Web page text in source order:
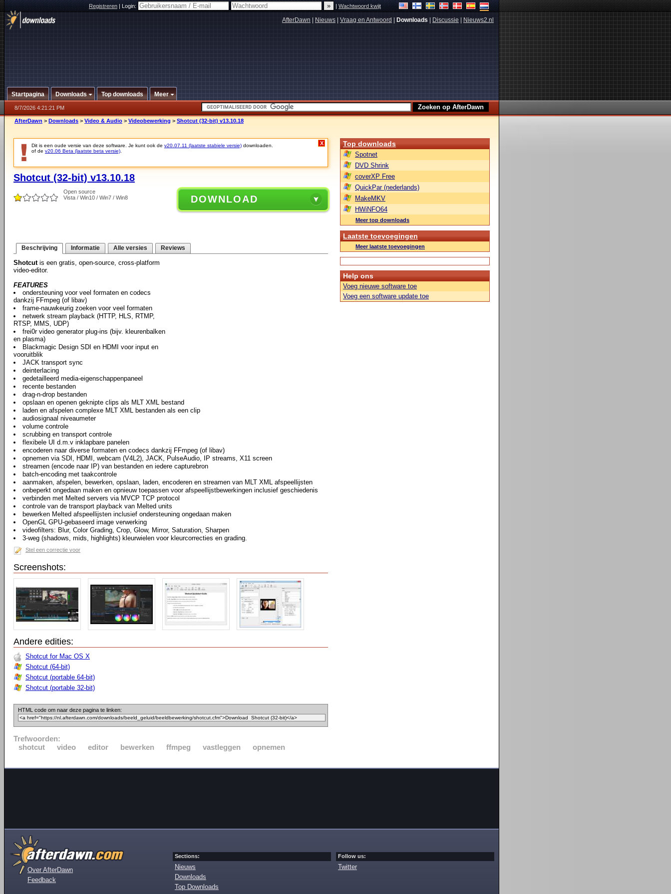
Registreren|Login: |Wachtwoord kwijt
AfterDawn Nieuws Vraag en Antwoord Downloads Discussie Nieuws2.nl
Startpagina Downloads Top downloads Meer
8/7/2026 4:21:21 PM
AfterDawn > Downloads > Video & Audio > Videobewerking > Shotcut (32-bit) v13.10.18
Dit is een oude versie van deze software. Je kunt ook de v20.07.11 (laatste stabiele versie) downloaden.
of de v20.06 Beta (laatste beta versie)
X
Shotcut (32-bit) v13.10.18
Open source
Vista / Win10 / Win7 / Win8
DOWNLOAD
Beschrijving Informatie Alle versies Reviews
Shotcutis een gratis, open-source, cross-platform
video-editor.
FEATURES
ondersteuning voor veel formaten en codecs
dankzij FFmpeg (of libav)
frame-nauwkeurig zoeken voor veel formaten
netwerk stream playback (HTTP, HLS, RTMP,
RTSP, MMS, UDP)
frei0r video generator plug-ins (bijv. kleurenbalken
en plasma)
Blackmagic Design SDI en HDMI voor input en
vooruitblik
JACK transport sync
deinterlacing
gedetailleerd media-eigenschappenpaneel
recente bestanden
drag-n-drop bestanden
opslaan en openen geknipte clips als MLT XML bestand
laden en afspelen complexe MLT XML bestanden als een clip
audiosignaal niveaumeter
volume controle
scrubbing en transport controle
flexibele UI d.m.v inklapbare panelen
encoderen naar diverse formaten en codecs dankzij FFmpeg (of libav)
opnemen via SDI, HDMI, webcam (V4L2), JACK, PulseAudio, IP streams, X11 screen
streamen (encode naar IP) van bestanden en iedere capturebron
batch-encoding met taakcontrole
aanmaken, afspelen, bewerken, opslaan, laden, encoderen en streamen van MLT XML afspeellijsten
onbeperkt ongedaan maken en opnieuw toepassen voor afspeellijstbewerkingen inclusief geschiedenis
verbinden met Melted servers via MVCP TCP protocol
controle van de transport playback van Melted units
bewerken Melted afspeellijsten inclusief ondersteuning ongedaan maken
OpenGL GPU-gebaseerd image verwerking
videofilters: Blur, Color Grading, Crop, Glow, Mirror, Saturation, Sharpen
3-weg (shadows, mids, highlights) kleurwielen voor kleurcorrecties en grading.
Stel een correctie voor
Screenshots:
Andere edities:
Shotcut for Mac OS X
Shotcut (64-bit)
Shotcut (portable 64-bit)
Shotcut (portable 32-bit)
HTML code om naar deze pagina te linken:
Trefwoorden:
shotcut
video editor bewerken ffmpeg vastleggen opnemen
Top downloads
Spotnet
DVD Shrink
coverXP Free
QuickPar (nederlands)
MakeMKV
HWiNFO64
Meer top downloads
Laatste toevoegingen
Meer laatste toevoegingen
Help ons
Voeg nieuwe software toe
Voeg een software update toe
Over AfterDawn
Feedback
Sections:
Nieuws
Downloads
Top Downloads
Follow us:
Twitter